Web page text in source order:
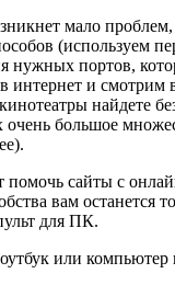
мало
(используем
нужных портов,
интернет и смотрим
найдете
очень большое
помочь сайты с
вам останется
для ПК.